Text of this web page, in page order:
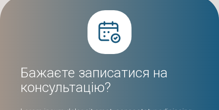
Бажаєте записатися на
консультацію?